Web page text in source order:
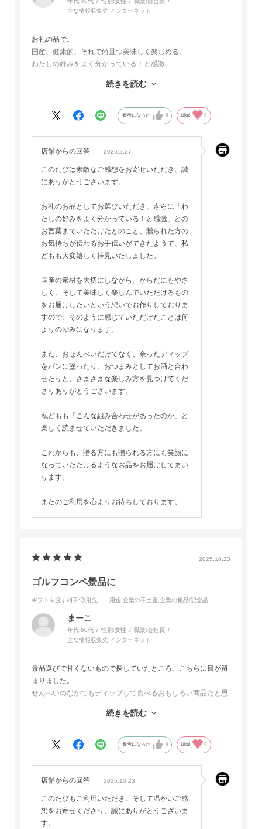
主な情報収集先:インターネット
お礼の品で。
国産、健康的、それで尚且つ美味しく楽しめる。
わたしの好みをよく分かっている！と感激。
余ったディップはパンに塗ったり
続きを読む
参考になった 0 Like! 0
店舗からの回答 2026.2.27
このたびは素敵なご感想をお寄せいただき、誠
にありがとうございます。
お礼のお品としてお選びいただき、さらに「わ
たしの好みをよく分かっている！と感激」との
お言葉までいただけたとのこと、贈られた方の
お気持ちが伝わるお手伝いができたようで、私
どもも大変嬉しく拝見いたしました。
国産の素材を大切にしながら、からだにもやさ
しく、そして美味しく楽しんでいただけるもの
をお届けしたいという想いでお作りしておりま
すので、そのように感じていただけたことは何
よりの励みになります。
また、おせんべいだけでなく、余ったディップ
をパンに塗ったり、おつまみとしてお酒と合わ
せたりと、さまざまな楽しみ方を見つけてくだ
さりありがとうございます。
私どもも「こんな組み合わせがあったのか」と
楽しく読ませていただきました。
これからも、贈る方にも贈られる方にも笑顔に
なっていただけるようなお品をお届けしてまい
ります。
またのご利用を心よりお待ちしております。
2025.10.23
ゴルフコンペ景品に
ギフトを渡す相手:取引先 用途:企業の手土産,企業の粗品/記念品
まーこ
年代:60代 性別:女性 職業:会社員
主な情報収集先:インターネット
景品選びで甘くないもので探していたところ、こちらに目が留
まりました。
せんべいのなかでもディップして食べるおもしろい商品だと思
数回リピートさせていただいています。
続きを読む
参考になった 0 Like! 0
店舗からの回答 2025.10.23
このたびもご利用いただき、そして温かいご感
想をお寄せくださり、誠にありがとうございま
す。